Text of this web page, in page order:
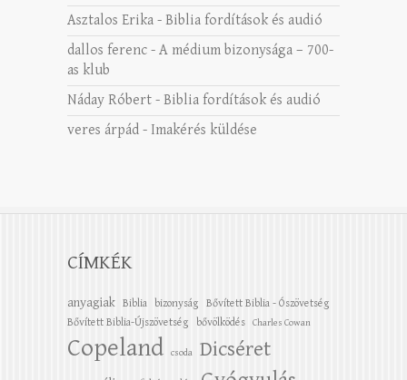
Asztalos Erika - Biblia fordítások és audió
dallos ferenc - A médium bizonysága – 700-
as klub
Náday Róbert - Biblia fordítások és audió
veres árpád - Imakérés küldése
CÍMKÉK
anyagiak Biblia bizonyság
Bővített Biblia - Ószövetség
Bővített Biblia-Újszövetség
bővölködés Charles Cowan
Copeland csoda Dicséret